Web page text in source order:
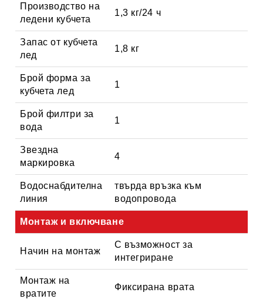
Производство на
ледени кубчета
1,3 кг/24 ч
Запас от кубчета
лед
1,8 кг
Брой форма за
кубчета лед
1
Брой филтри за
вода
1
Звездна
маркировка
4
Водоснабдителна
линия
твърда връзка към
водопровода
Монтаж и включване
Начин на монтаж
С възможност за
интегриране
Монтаж на
вратите
Фиксирана врата